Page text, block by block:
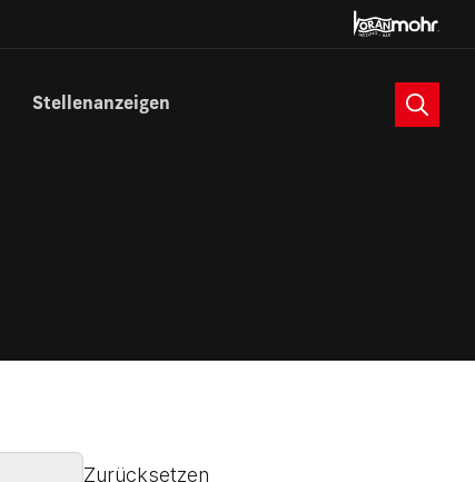
Stellenanzeigen Suche
Zurücksetzen